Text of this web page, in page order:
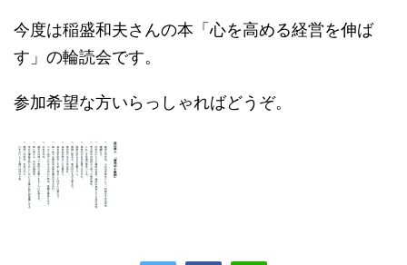
今度は稲盛和夫さんの本「心を高める経営を伸ば
す」の輪読会です。
参加希望な方いらっしゃればどうぞ。